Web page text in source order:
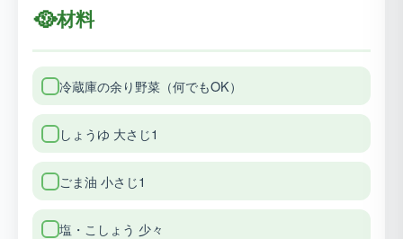
🥘材料
冷蔵庫の余り野菜（何でもOK）
しょうゆ 大さじ1
ごま油 小さじ1
塩・こしょう 少々